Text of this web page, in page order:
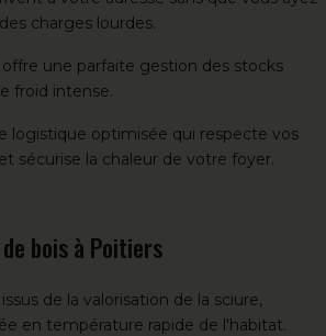
charges lourdes.
une parfaite gestion des stocks
froid intense.
logistique optimisée qui respecte vos
sécurise la chaleur de votre foyer.
bois à Poitiers
de la valorisation de la sciure,
en température rapide de l'habitat.